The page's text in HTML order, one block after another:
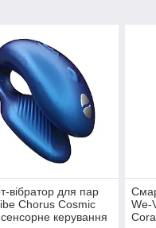
вібратор для пар
Chorus Cosmic
керування
We-